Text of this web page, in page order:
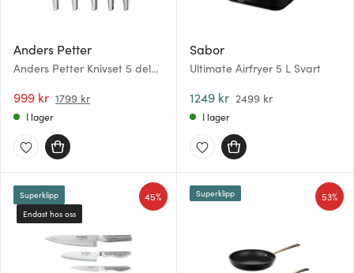
Anders Petter
Anders Petter Knivset 5 delar
999 kr 1799 kr
I lager
Sabor
Ultimate Airfryer 5 L Svart
1249 kr 2499 kr
I lager
45%
Superklipp
Endast hos oss
53%
Superklipp